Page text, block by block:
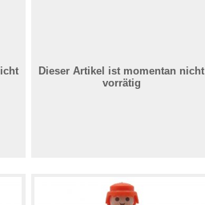
Dieser Artikel ist momentan nicht
vorrätig